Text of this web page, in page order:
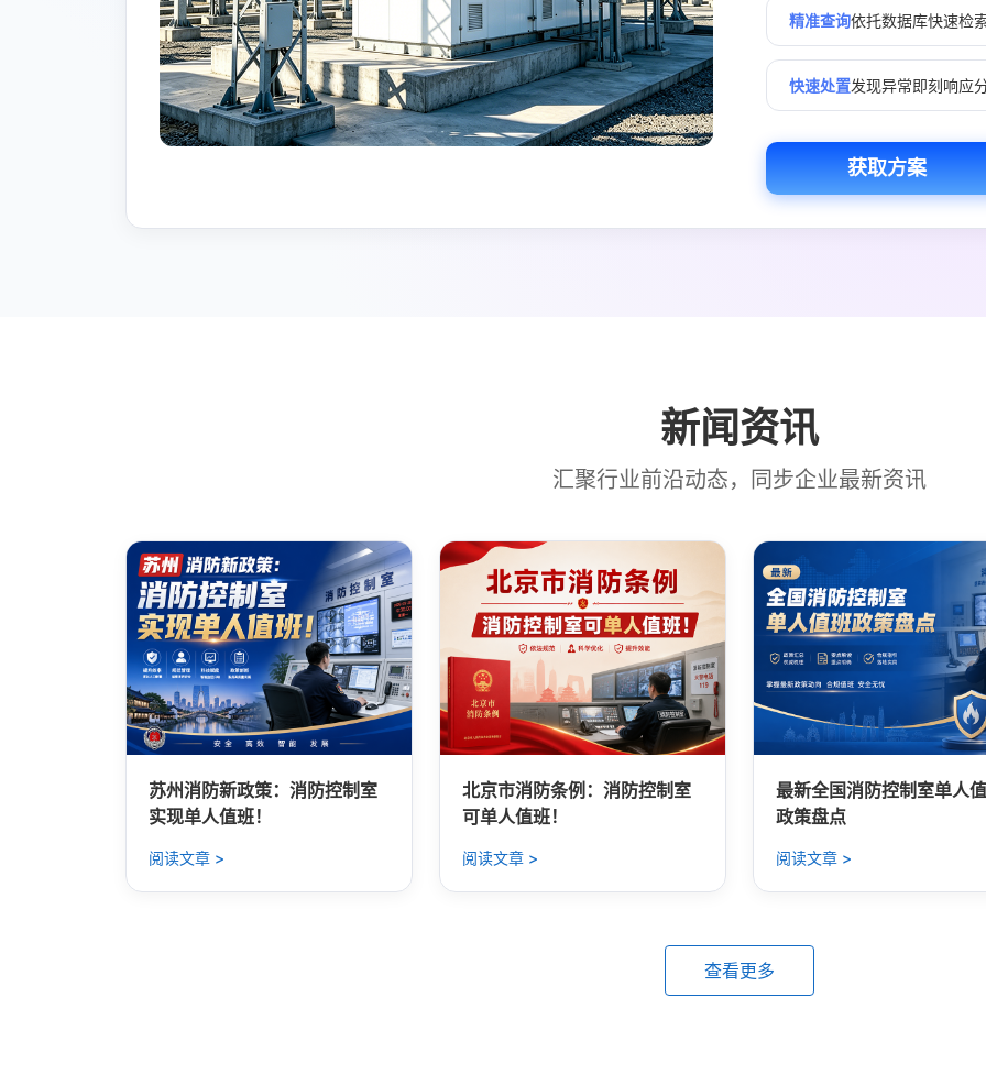
精准查询依托数据库快速检
快速处置发现异常即刻响应
获取方案
新闻资讯
汇聚行业前沿动态，同步企业最新资讯
苏州消防新政策：消防控制室
实现单人值班！
阅读文章 >
北京市消防条例：消防控制室
可单人值班！
阅读文章 >
最新全国消防控制室单人
政策盘点
阅读文章 >
查看更多